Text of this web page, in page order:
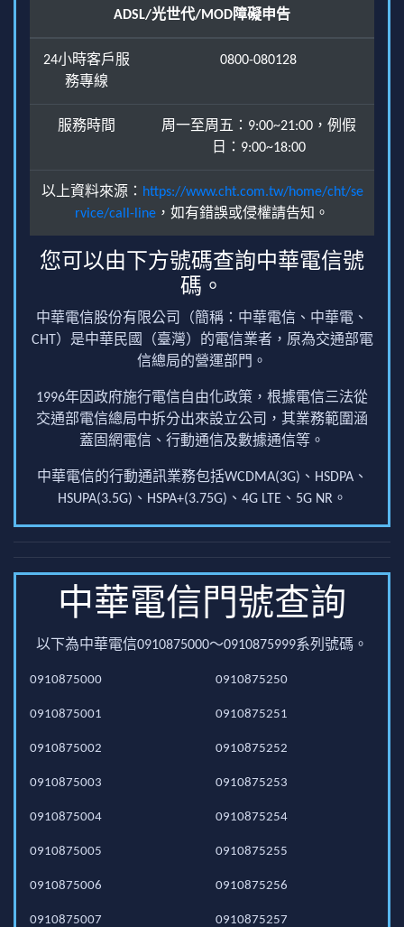
ADSL/光世代/MOD障礙申告
24小時客戶服
務專線
0800-080128
服務時間
周一至周五：9:00~21:00，例假
日：9:00~18:00
以上資料來源： https://www.cht.com.tw/home/cht/se
rvice/call-line ，如有錯誤或侵權請告知。
您可以由下方號碼查詢中華電信號
碼。
中華電信股份有限公司（簡稱：中華電信、中華電、
CHT）是中華民國（臺灣）的電信業者，原為交通部電
信總局的營運部門。
1996年因政府施行電信自由化政策，根據電信三法從
交通部電信總局中拆分出來設立公司，其業務範圍涵
蓋固網電信、行動通信及數據通信等。
中華電信的行動通訊業務包括WCDMA(3G)、HSDPA、
HSUPA(3.5G)、HSPA+(3.75G)、4G LTE、5G NR。
中華電信門號查詢
以下為中華電信0910875000～0910875999系列號碼。
0910875000
0910875001
0910875002
0910875003
0910875004
0910875005
0910875006
0910875007
0910875250
0910875251
0910875252
0910875253
0910875254
0910875255
0910875256
0910875257